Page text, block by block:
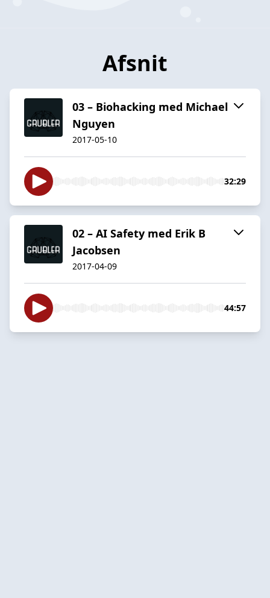
Afsnit
03 – Biohacking med Michael
Nguyen
2017-05-10
32:29
02 – AI Safety med Erik B
Jacobsen
2017-04-09
44:57